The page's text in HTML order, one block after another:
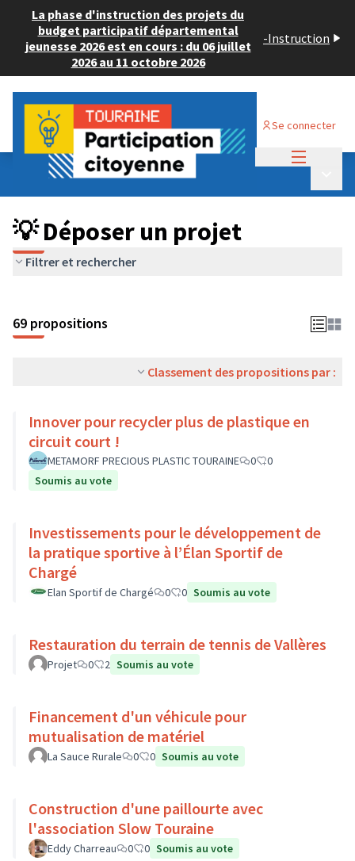
La phase d'instruction des projets du
budget participatif départemental
jeunesse 2026 est en cours : du 06 juillet
2026 au 11 octobre 2026
-Instruction
Se connecter
Budget Participatif ADULTE 2024
💡 Déposer un projet
💡 Déposer un projet
Filtrer et rechercher
69 propositions
Classement des propositions par :
Innover pour recycler plus de plastique en
circuit court !
METAMORF PRECIOUS PLASTIC TOURAINE 0
0
Soumis au vote
Investissements pour le développement de
la pratique sportive à l’Élan Sportif de
Chargé
Elan Sportif de Chargé 0 0 Soumis au vote
Restauration du terrain de tennis de Vallères
Projet 0 2 Soumis au vote
Financement d'un véhicule pour
mutualisation de matériel
La Sauce Rurale 0 0 Soumis au vote
Construction d'une paillourte avec
l'association Slow Touraine
Eddy Charreau 0 0 Soumis au vote